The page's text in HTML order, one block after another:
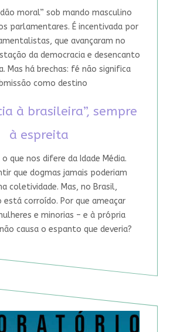
moral” sob mando masculino
parlamentares. É incentivada por
que avançaram no
da democracia e desencanto
Mas há brechas: fé não significa
como destino
à brasileira”, sempre
à espreita
que nos difere da Idade Média.
que dogmas jamais poderiam
coletividade. Mas, no Brasil,
está corroído. Por que ameaçar
e minorias – e à própria
causa o espanto que deveria?